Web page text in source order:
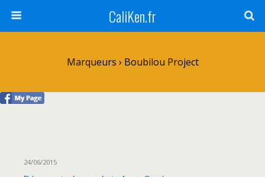
CaliKen.fr
Marqueurs › Boubilou Project
24/06/2015